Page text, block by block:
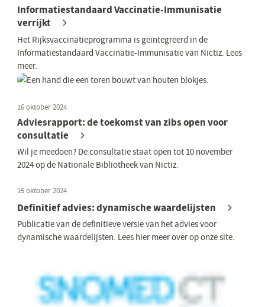
Informatiestandaard Vaccinatie-Immunisatie
verrijkt
Het Rijksvaccinatieprogramma is geïntegreerd in de
Informatiestandaard Vaccinatie-Immunisatie van Nictiz. Lees
meer.
16 oktober 2024
Adviesrapport: de toekomst van zibs open voor
consultatie
Wil je meedoen? De consultatie staat open tot 10 november
2024 op de Nationale Bibliotheek van Nictiz.
15 oktober 2024
Definitief advies: dynamische waardelijsten
Publicatie van de definitieve versie van het advies voor
dynamische waardelijsten. Lees hier meer over op onze site.